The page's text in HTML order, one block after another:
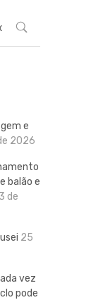
e
2026
balão e
3 de
25
vez
pode